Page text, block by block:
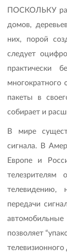
ПОСКОЛЬКУ
домов,
них, порой
следует
практически
многократного
пакеты в
собирает и
В мире
сигнала. В
Европе и
телезрителям
телевидению,
передачи
позволяет